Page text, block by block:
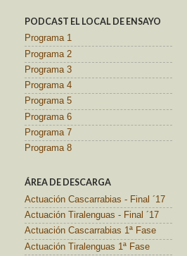
PODCAST EL LOCAL DE ENSAYO
Programa 1
Programa 2
Programa 3
Programa 4
Programa 5
Programa 6
Programa 7
Programa 8
ÁREA DE DESCARGA
Actuación Cascarrabias - Final ´17
Actuación Tiralenguas - Final ´17
Actuación Cascarrabias 1ª Fase
Actuación Tiralenguas 1ª Fase